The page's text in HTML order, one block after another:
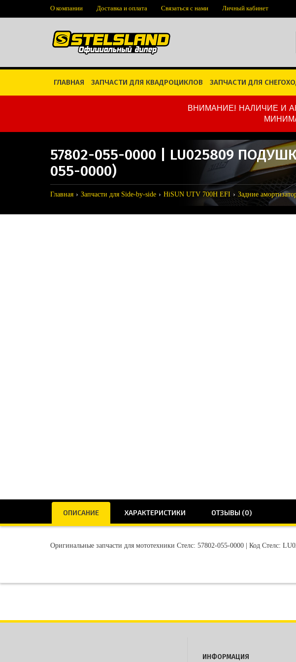
О компании Доставка и оплата Связаться с нами Личный кабинет
ГЛАВНАЯ ЗАПЧАСТИ ДЛЯ КВАДРОЦИКЛОВ ЗАПЧАСТИ ДЛЯ
ВНИМАНИЕ! НАЛИЧИЕ И
57802-055-0000 | LU025809
055-0000)
Главная Запчасти для Side-by-side HiSUN UTV 700H EFI Задние
ОПИСАНИЕ ХАРАКТЕРИСТИКИ ОТЗЫВЫ (0)
Оригинальные запчасти для мототехники Стелс: 57802-055-0000 | Код Стелс:
ИНФОРМАЦИЯ